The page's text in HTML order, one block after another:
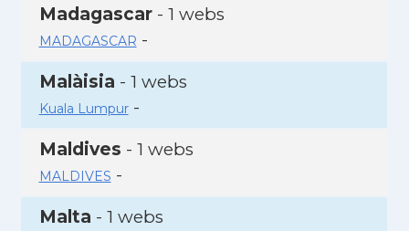
Madagascar- 1 webs
MADAGASCAR -
Malàisia - 1 webs
Kuala Lumpur-
Maldives - 1 webs
MALDIVES -
Malta - 1 webs